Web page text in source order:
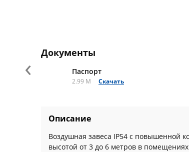
Документы
Паспорт
2.99 M Скачать
Описание
Воздушная завеса IP54 с повышенной
высотой от 3 до 6 метров в
‹